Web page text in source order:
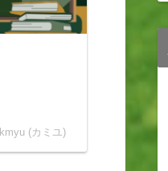
kmyu (カミユ)